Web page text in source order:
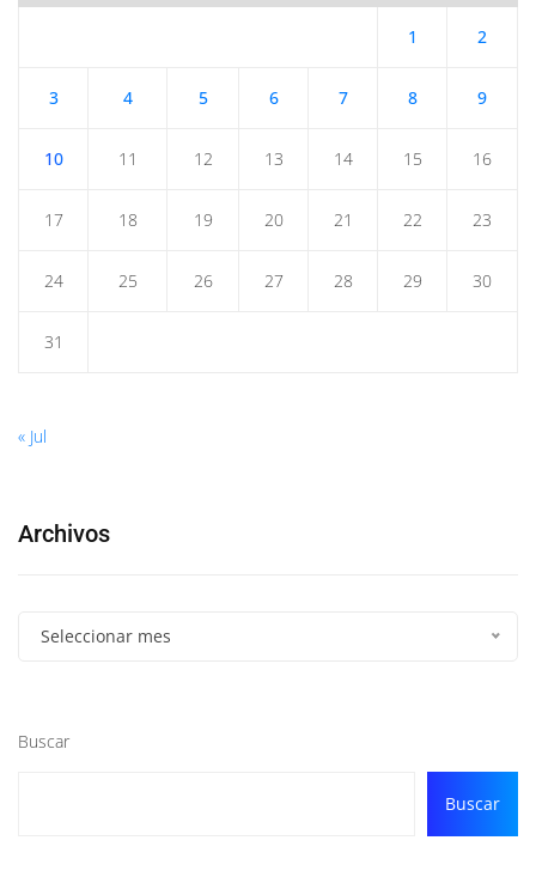
1 2
3 4 5 6 7 8 9
10 11 12 13 14 15 16
17 18 19 20 21 22 23
24 25 26 27 28 29 30
31
« Jul
Archivos
Seleccionar mes
Buscar
Buscar